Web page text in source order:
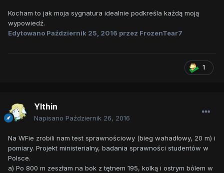
Kocham to jak moja sygnatura idealnie podkreśla każdą moją
wypowiedź.
Edytowano Październik 25, 2016 przez FrozenTear7
1
Ylthin
Napisano Październik 26, 2016
Na WFie zrobili nam test sprawnościowy (bieg wahadłowy, 20 m) i
pomiary. Projekt ministerialny, badania sprawności studentów w
Polsce.
a) Po 800 m zeszłam na bok z tętnem 195, kolką i ostrym bólem w